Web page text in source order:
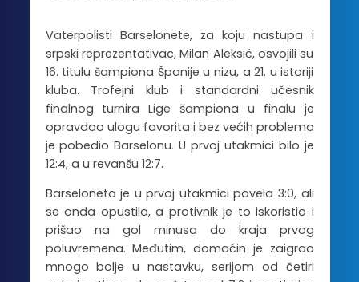
Vaterpolisti Barselonete, za koju nastupa i
srpski reprezentativac, Milan Aleksić, osvojili su
16. titulu šampiona Španije u nizu, a 21. u istoriji
kluba. Trofejni klub i standardni učesnik
finalnog turnira Lige šampiona u finalu je
opravdao ulogu favorita i bez većih problema
je pobedio Barselonu. U prvoj utakmici bilo je
12:4, a u revanšu 12:7.
Barseloneta je u prvoj utakmici povela 3:0, ali
se onda opustila, a protivnik je to iskoristio i
prišao na gol minusa do kraja prvog
poluvremena. Međutim, domaćin je zaigrao
mnogo bolje u nastavku, serijom od četiri